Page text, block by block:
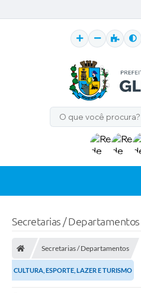
Secretarias / Departamentos
Secretarias / Departamentos
CULTURA, ESPORTE, LAZER E TURISMO